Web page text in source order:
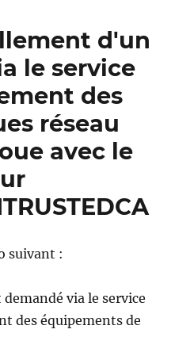
d'un
le service
des
réseau
avec le
suivant :
via le service
des équipements de